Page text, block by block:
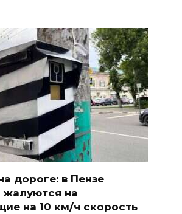
дороге: в Пензе
жалуются на
на 10 км/ч скорость